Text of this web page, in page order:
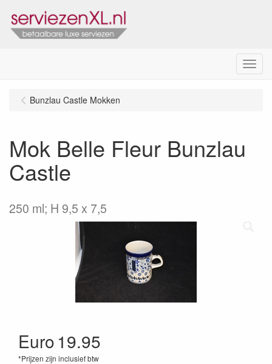
Menu
Bunzlau Castle Mokken
Mok Belle Fleur Bunzlau
Castle
250 ml; H 9,5 x 7,5
Euro19.95
*Prijzen zijn inclusief btw